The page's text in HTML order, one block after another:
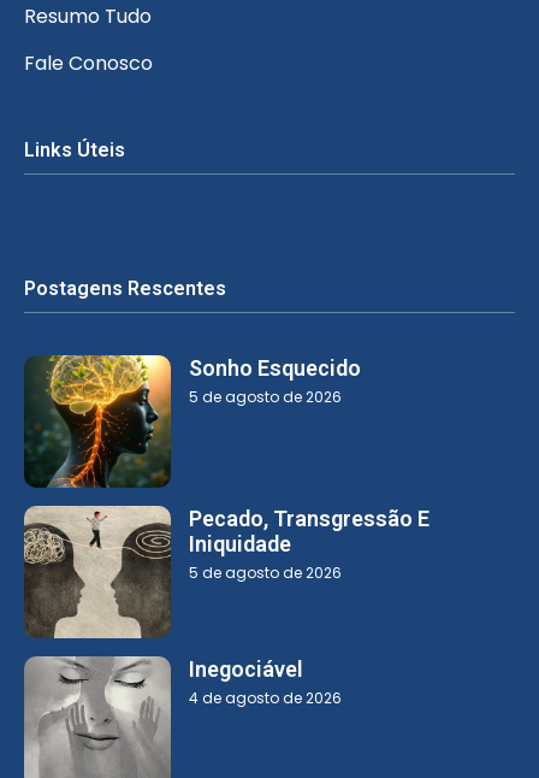
Resumo Tudo
Fale Conosco
Links Úteis
Postagens Rescentes
Sonho Esquecido
5 de agosto de 2026
Pecado, Transgressão E
Iniquidade
5 de agosto de 2026
Inegociável
4 de agosto de 2026